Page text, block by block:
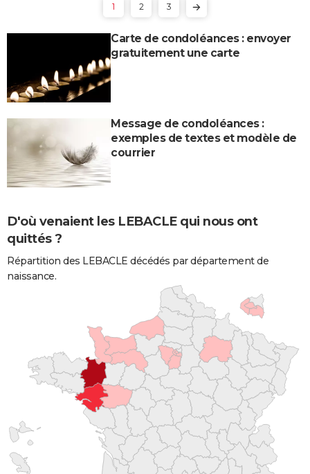
1 2 3
Carte de condoléances : envoyer
gratuitement une carte
Message de condoléances :
exemples de textes et modèle de
courrier
D'où venaient les LEBACLE qui nous ont
quittés ?
Répartition des LEBACLE décédés par département de
naissance.